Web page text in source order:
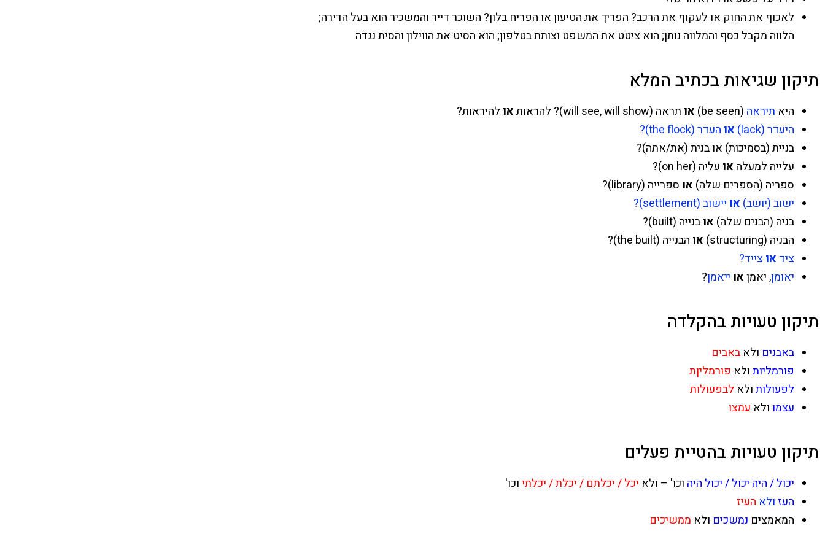
לאכוף את החוק או לעקוף את הרכב? הפריך את הטיעון או הפריח בלון? השוכר דייר והמשכיר הוא בעל הדירה;
הלווה מקבל כסף והמלווה נותן; הוא ציטט את המשפט וצותת בטלפון; הוא הסיט את הווילון והסית נגדה
תיקון שגיאות בכתיב המלא
היא תיראה (be seen) או תראה (will see, will show)? להראות או להיראות?
היעדר (lack)
או העדר (the flock)?
בניית (בסמיכות) או בנית (את/אתה)?
עלייה למעלה או עליה (on her)?
ספריה (הספרים שלה) או ספרייה (library)?
ישוב (יושב) או יישוב (settlement)?
בניה (הבנים שלה) אובנייה (built)?
הבניה (structuring)
או הבנייה (the built)?
ציד אוצייד?
יאומן, יאמןאו ייאמן?
תיקון טעויות בהקלדה
באבנים ולא באבים
פורמליותולא פורמליןת
לפעולותולא לבפעולות
עצמוולא עמצו
תיקון טעויות בהטיית פעלים
יכול / היה יכול / יכול היה וכו' – ולא יכל / יכלתם / יכלת / יכלתיוכו'
העז ולא העיז
המאמצים נמשכים ולא ממשיכים